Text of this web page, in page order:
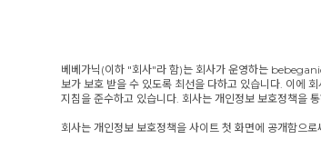
베베가닉(이하 "회사"라 함)는 회사가 운영하는
보가 보호 받을 수 있도록 최선을 다하고 있습니다. 이에
지침을 준수하고 있습니다. 회사는 개인정보 보호정책을
회사는 개인정보 보호정책을 사이트 첫 화면에 공개함으